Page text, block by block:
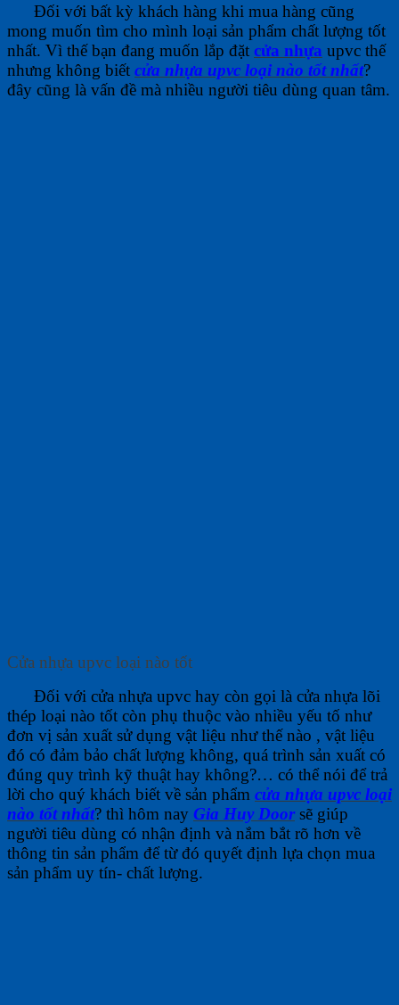
Đối với bất kỳ khách hàng khi mua hàng cũng
mong muốn tìm cho mình loại sản phẩm chất lượng tốt
nhất. Vì thế bạn đang muốn lắp đặt cửa nhựa upvc thế
nhưng không biết cửa nhựa upvc loại nào tốt nhất?
đây cũng là vấn đề mà nhiều người tiêu dùng quan tâm.
Cửa nhựa upvc loại nào tốt
Đối với cửa nhựa upvc hay còn gọi là cửa nhựa lõi
thép loại nào tốt còn phụ thuộc vào nhiều yếu tố như
đơn vị sản xuất sử dụng vật liệu như thế nào , vật liệu
đó có đảm bảo chất lượng không, quá trình sản xuất có
đúng quy trình kỹ thuật hay không?… có thể nói để trả
lời cho quý khách biết về sản phẩm cửa nhựa upvc loại
nào tốt nhất? thì hôm nay Gia Huy Doorsẽ giúp
người tiêu dùng có nhận định và nắm bắt rõ hơn về
thông tin sản phẩm để từ đó quyết định lựa chọn mua
sản phẩm uy tín- chất lượng.